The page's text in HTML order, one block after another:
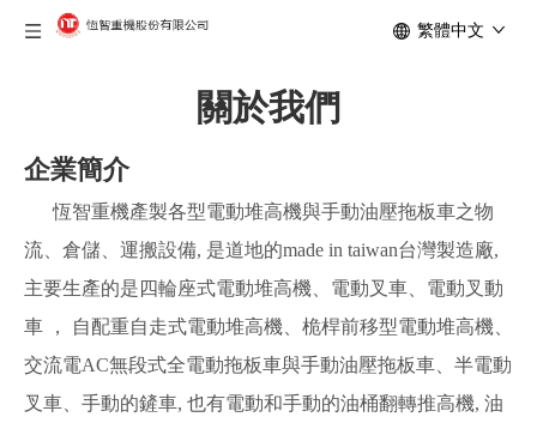
繁體中文
關於我們
企業簡介
恆智重機產製各型電動堆高機與手動油壓拖板車之物
流、倉儲、運搬設備, 是道地的made in taiwan台灣製造廠,
主要生產的是四輪座式電動堆高機、電動叉車、電動叉動
車 ， 自配重自走式電動堆高機、桅桿前移型電動堆高機、
交流電AC無段式全電動拖板車與手動油壓拖板車、半電動
叉車、手動的鏟車, 也有電動和手動的油桶翻轉推高機, 油